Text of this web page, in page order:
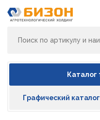
Каталог
Графический каталог